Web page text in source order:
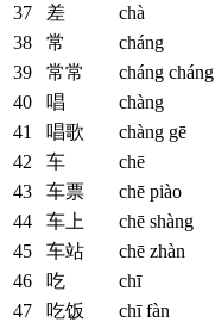
37
差 chà
38
常 cháng
39
常常 cháng cháng
40
唱 chàng
41
唱歌 chàng gē
42
车 chē
43
车票 chē piào
44
车上 chē shàng
45
车站 chē zhàn
46
吃 chī
47
吃饭 chī fàn